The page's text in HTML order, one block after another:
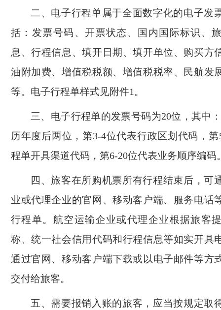
二、电子行程单属于全面数字化的电子发
括：发票号码、开票状态、国内国际标识、
息、行程信息、填开日期、填开单位、购买方
油附加费、增值税税额、增值税税率、民航发
等。电子行程单样式见附件1。
三、电子行程单的发票号码为20位，其中
历年度后两位，第3-4位代表行政区划代码，
程单开具渠道代码，第6-20位代表业务顺序编码
四、旅客在所购机票所有行程结束后，可
业或代理企业的官网、移动客户端、服务电话
行程单。航空运输企业或代理企业根据旅客
称、统一社会信用代码和行程信息等如实开具
通过官网、移动客户端下载或以电子邮件等方
交付给旅客。
五、需要报销入账的旅客，应当按规定取